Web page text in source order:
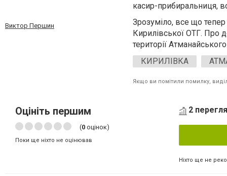
Виктор Першин
касир-прибиральниця,
Зрозуміло, все що
Кирилівської ОТГ. Про
території
КИРИЛІВКА
Якщо ви помітили помилку,
Оцініть першим
(0 оцінок)
Поки ще ніхто не оцінював
2
Ніхто ще не